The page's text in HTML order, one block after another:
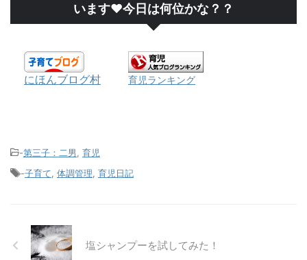
います❤今日は何位かな？？
にほんブログ村 育児ランキング
-第三子：二男
育児
-子育て 体調管理 育児日記
塩シャンプーを試してみた！